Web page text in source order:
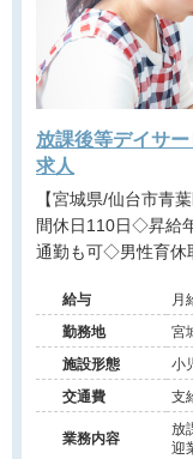
放課後等デイサ
求人
【宮城県/仙台市青葉区】 ◇スポーツ療育◇大手
間休日110日◇昇給
通勤も可◇男性育休
給与
勤務地
宮
杉
施設形態
小
交通費
支
業務内容
放
迎